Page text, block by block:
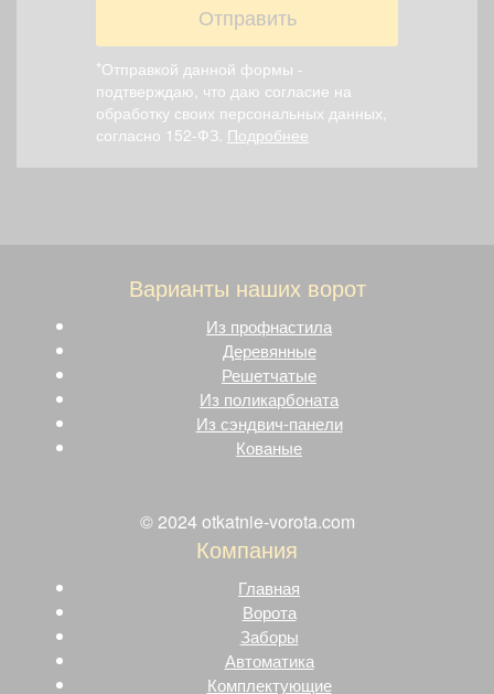
Отправить
*Отправкой данной формы -
подтверждаю, что даю согласие на
обработку своих персональных данных,
согласно 152-ФЗ. Подробнее
Варианты наших ворот
Из профнастила
Деревянные
Решетчатые
Из поликарбоната
Из сэндвич-панели
Кованые
© 2024 otkatnie-vorota.com
Компания
Главная
Ворота
Заборы
Автоматика
Комплектующие